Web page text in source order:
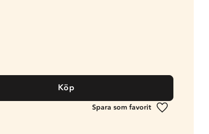
Köp
Lägg till i